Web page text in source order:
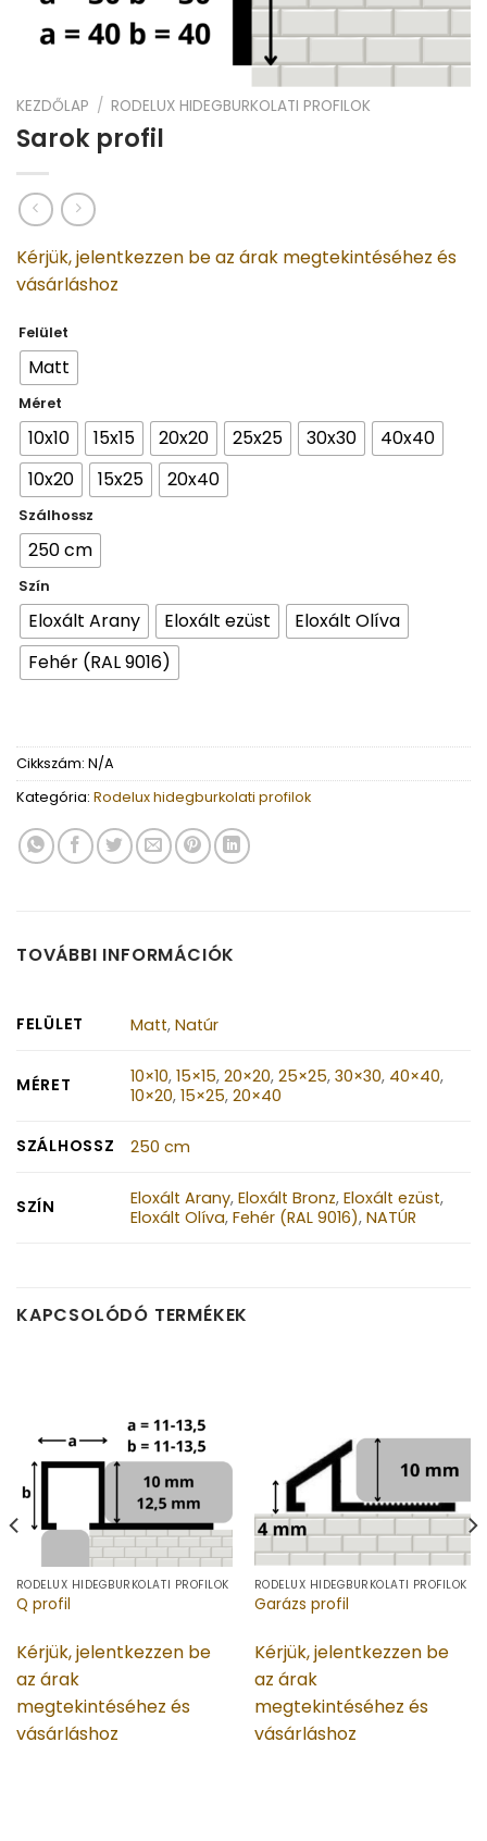
KEZDŐLAP / RODELUX HIDEGBURKOLATI PROFILOK
Sarok profil
Kérjük, jelentkezzen be az árak megtekintéséhez és
vásárláshoz
Felület
Matt
Méret
10x10 15x15 20x20 25x25 30x30
40x40
10x20
15x25 20x40
Szálhossz
250 cm
Szín
Eloxált Arany Eloxált ezüst
Eloxált Olíva
Fehér (RAL 9016)
Cikkszám: N/A
Kategória: Rodelux hidegburkolati profilok
TOVÁBBI INFORMÁCIÓK
FELÜLET Matt,Natúr
MÉRET 10×10,15×15,20×20,25×25,30×30, 40×40,
10×20,15×25,20×40
SZÁLHOSSZ 250 cm
SZÍN Eloxált Arany,Eloxált Bronz,Eloxált ezüst,
Eloxált Olíva,Fehér (RAL 9016),NATÚR
KAPCSOLÓDÓ TERMÉKEK
RODELUX HIDEGBURKOLATI PROFILOK
Q profil
Kérjük, jelentkezzen be
az árak
megtekintéséhez és
vásárláshoz
RODELUX HIDEGBURKOLATI PROFILOK
Garázs profil
Kérjük, jelentkezzen be
az árak
megtekintéséhez és
vásárláshoz